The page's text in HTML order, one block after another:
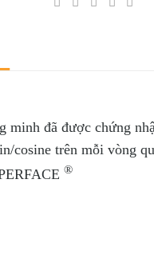
minh đã được chứng
cosine trên mỗi vòng
®